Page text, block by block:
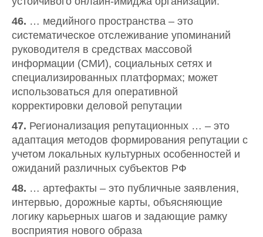
46. … медийного пространства – это
систематическое отслеживание упоминаний
руководителя в средствах массовой
информации (СМИ), социальных сетях и
специализированных платформах; может
использоваться для оперативной
корректировки деловой репутации
47. Регионализация репутационных … – это
адаптация методов формирования репутации с
учетом локальных культурных особенностей и
ожиданий различных субъектов РФ
48. … артефакты – это публичные заявления,
интервью, дорожные карты, объясняющие
логику карьерных шагов и задающие рамку
восприятия нового образа